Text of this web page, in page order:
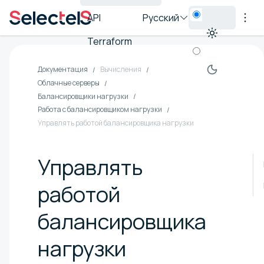
API
Terraform
Русский
Документация
Вычисления
Облачные серверы
Балансировщики нагрузки
Работа с балансировщиком нагрузки
Управлять работой балансировщика нагрузки
Управлять
работой
балансировщика
нагрузки